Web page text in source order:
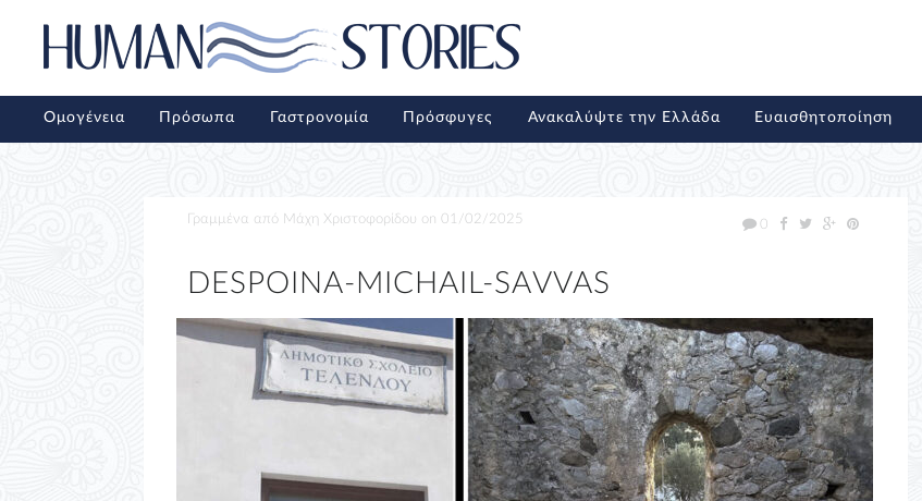
Ομογένεια Πρόσωπα Γαστρονομία Πρόσφυγες Ανακαλύψτε την Ελλάδα Ευαισθητοποίηση
Γραμμένα από Μάχη Χριστοφορίδου on 01/02/2025 0
DESPOINA-MICHAIL-SAVVAS